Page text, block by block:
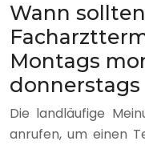
Wann
Montags
Die landläufige
anrufen, um einen